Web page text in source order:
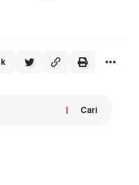
Cari